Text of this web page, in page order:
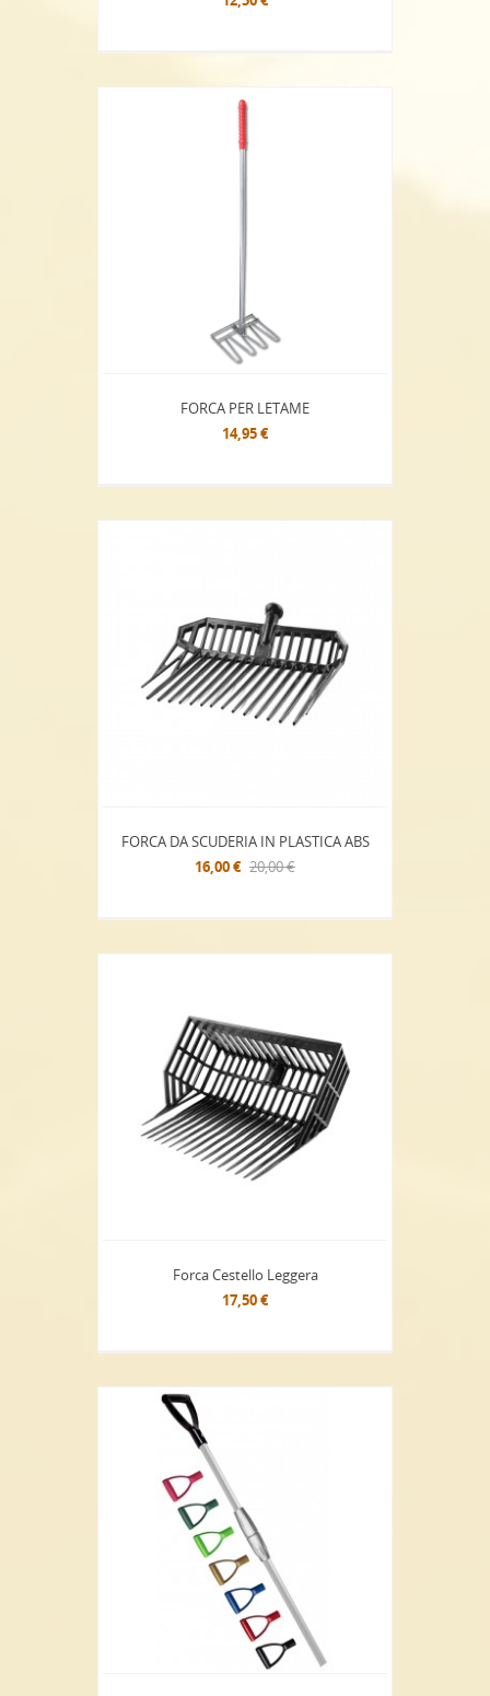
FORCA PER LETAME
14,95 €
FORCA DA SCUDERIA IN PLASTICA ABS
16,00 € 20,00 €
Forca Cestello Leggera
17,50 €